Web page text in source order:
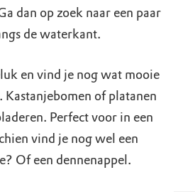
dan op zoek naar een paar
de waterkant.
en vind je nog wat mooie
of platanen
Perfect voor in een
vind je nog wel een
Of een dennenappel.